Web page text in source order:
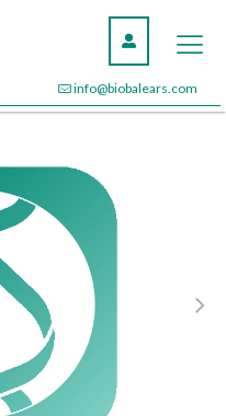
info@biobalears.com